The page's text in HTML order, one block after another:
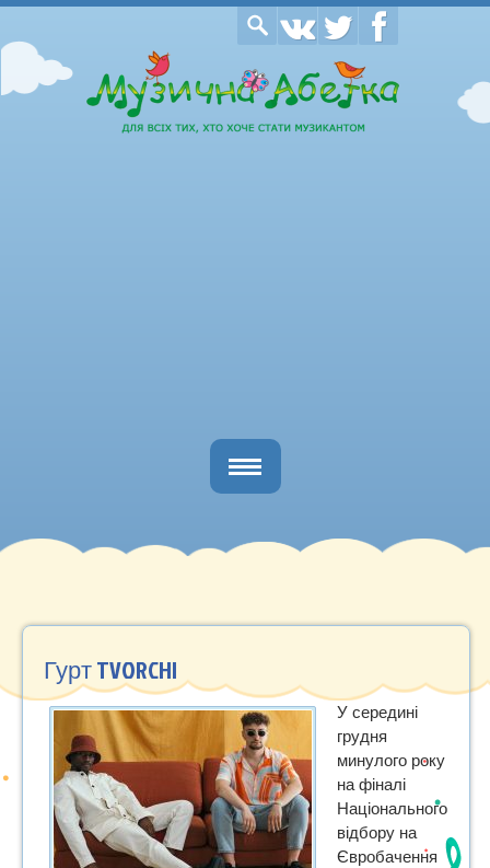
Головна
Методичні роботи
Музичний словник
Рекомендуємо
Гурт TVORCHI
У середині
грудня
минулого року
на фіналі
Національного
відбору на
Євробачення